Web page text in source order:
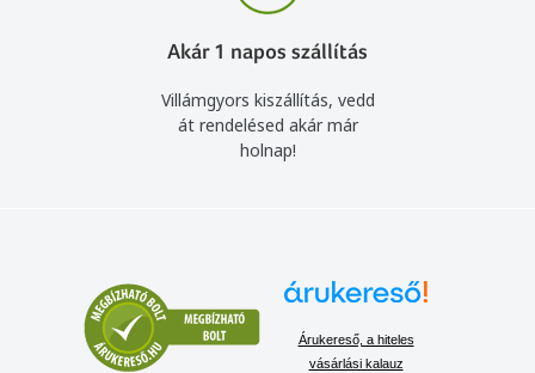
Akár 1 napos szállítás
Villámgyors kiszállítás, vedd
át rendelésed akár már
holnap!
Árukereső, a hiteles
vásárlási kalauz